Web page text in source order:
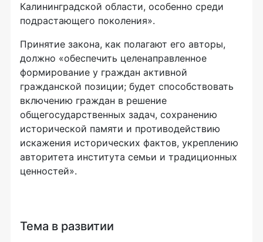
Калининградской области, особенно среди
подрастающего поколения».
Принятие закона, как полагают его авторы,
должно «обеспечить целенаправленное
формирование у граждан активной
гражданской позиции; будет способствовать
включению граждан в решение
общегосударственных задач, сохранению
исторической памяти и противодействию
искажения исторических фактов, укреплению
авторитета института семьи и традиционных
ценностей».
Тема в развитии